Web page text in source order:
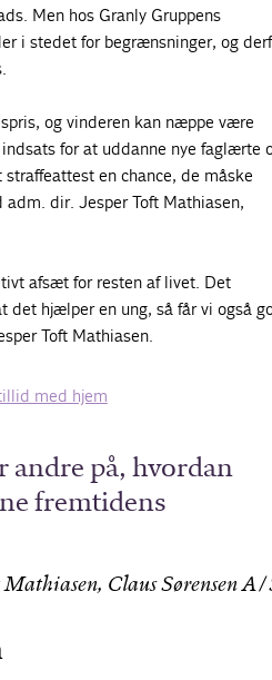
Men hos Granly Gruppens
i stedet for begrænsninger, og
og vinderen kan næppe være
for at uddanne nye faglærte
en chance, de måske
dir. Jesper Toft Mathiasen,
afsæt for resten af livet. Det
det hjælper en ung, så får vi også
Toft Mathiasen.
med hjem
andre på, hvordan
fremtidens
Claus Sørensen A/